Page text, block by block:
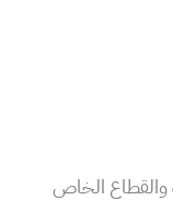
والقطاع الخاص